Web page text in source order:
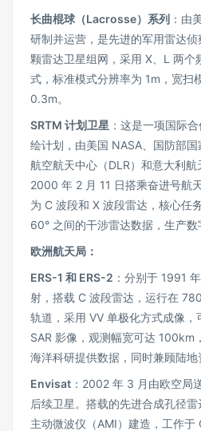
长曲棍球（Lacrosse）系列 ：由
研制并运营，是先进的军用雷达
颗雷达卫星组网，采用 X、L 两个
式，标准模式分辨率为 1m，宽扫
0.3m。
SRTM 计划卫星 ：这是一项国际
绘计划，由美国 NASA、国防部
航空航天中心（DLR）和意大利航
2000 年 2 月 11 日搭乘奋进号航
为 C 波段和 X 波段雷达，核心任
60° 之间的干涉雷达数据，生产数
欧洲航天局：
ERS-1 和 ERS-2 ：分别于 1991
射，搭载 C 波段雷达，运行在
轨道，采用 VV 单极化方式成像
SAR 影像，观测幅宽可达 100km
海洋科研提供数据，同时兼顾陆地
Envisat ：2002 年 3 月由欧空局
后续卫星。搭载的先进合成孔径
主动微波仪（AMI）建造，工作于